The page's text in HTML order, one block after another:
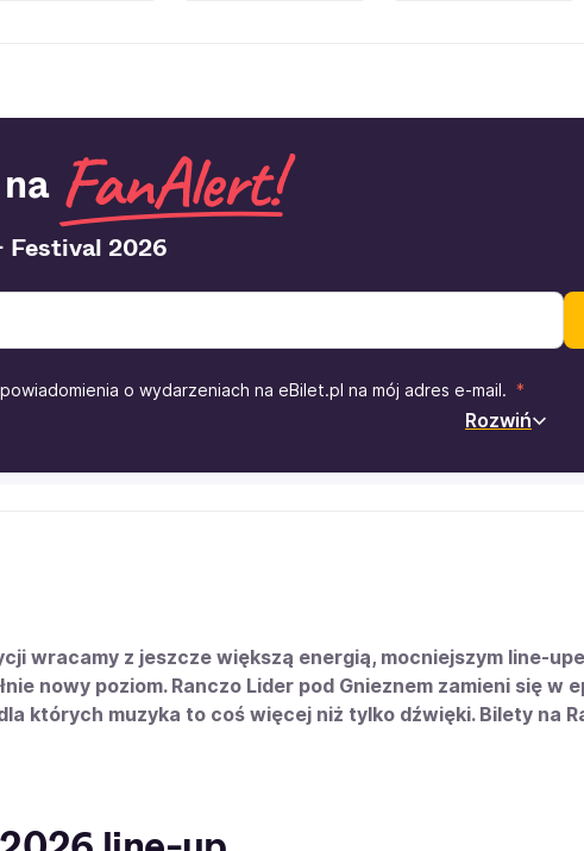
Festival 2026
o wydarzeniach na eBilet.pl na mój adres e-mail.
Rozwiń
wracamy z jeszcze większą energią, mocniejszym line-
nowy poziom. Ranczo Lider pod Gnieznem zamieni się w
których muzyka to coś więcej niż tylko dźwięki. Bilety na